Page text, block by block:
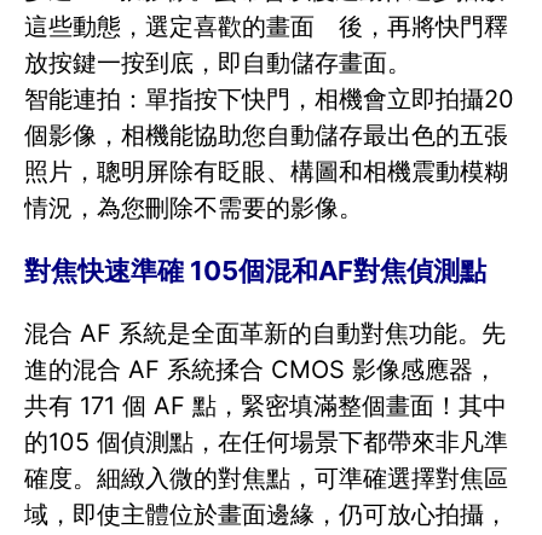
這些動態，選定喜歡的畫面 後，再將快門釋
放按鍵一按到底，即自動儲存畫面。
智能連拍：單指按下快門，相機會立即拍攝20
個影像，相機能協助您自動儲存最出色的五張
照片，聰明屏除有眨眼、構圖和相機震動模糊
情況，為您刪除不需要的影像。
對焦快速準確 105個混和AF對焦偵測點
混合 AF 系統是全面革新的自動對焦功能。先
進的混合 AF 系統揉合 CMOS 影像感應器，
共有 171 個 AF 點，緊密填滿整個畫面！其中
的105 個偵測點，在任何場景下都帶來非凡準
確度。細緻入微的對焦點，可準確選擇對焦區
域，即使主體位於畫面邊緣，仍可放心拍攝，